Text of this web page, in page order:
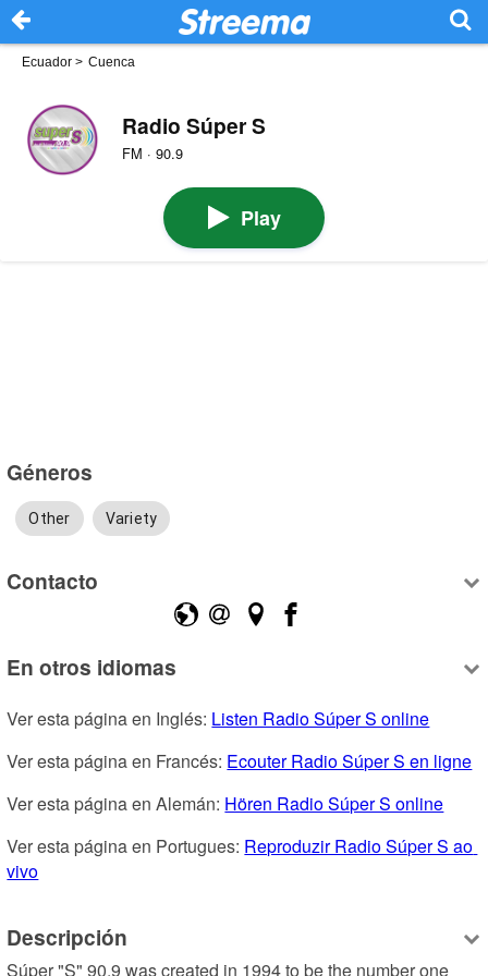
Ecuador > Cuenca
Radio Súper S
FM · 90.9
Play
Géneros
Other Variety
Contacto
En otros idiomas
Ver esta página en Inglés: Listen Radio Súper S online
Ver esta página en Francés: Ecouter Radio Súper S en ligne
Ver esta página en Alemán: Hören Radio Súper S online
Ver esta página en Portugues: Reproduzir Radio Súper S ao
vivo
Descripción
Súper "S" 90.9 was created in 1994 to be the number one